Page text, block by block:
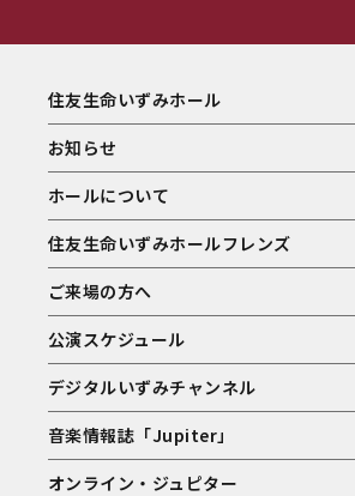
住友生命いずみホール
お知らせ
ホールについて
住友生命いずみホールフレンズ
ご来場の方へ
公演スケジュール
デジタルいずみチャンネル
音楽情報誌「Jupiter」
オンライン・ジュピター